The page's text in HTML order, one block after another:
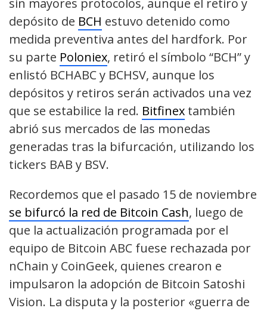
sin mayores protocolos, aunque el retiro y
depósito de BCH estuvo detenido como
medida preventiva antes del hardfork. Por
su parte Poloniex, retiró el símbolo “BCH” y
enlistó BCHABC y BCHSV, aunque los
depósitos y retiros serán activados una vez
que se estabilice la red. Bitfinex también
abrió sus mercados de las monedas
generadas tras la bifurcación, utilizando los
tickers BAB y BSV.
Recordemos que el pasado 15 de noviembre
se bifurcó la red de Bitcoin Cash, luego de
que la actualización programada por el
equipo de Bitcoin ABC fuese rechazada por
nChain y CoinGeek, quienes crearon e
impulsaron la adopción de Bitcoin Satoshi
Vision. La disputa y la posterior «guerra de